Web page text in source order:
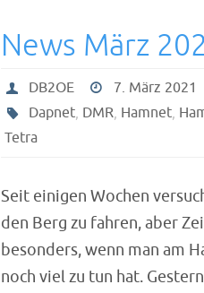
News März
DB2OE 7. März 2021
Dapnet, DMR, Hamnet,
Tetra
Seit einigen Wochen
den Berg zu fahren, aber
besonders, wenn man am
noch viel zu tun hat.